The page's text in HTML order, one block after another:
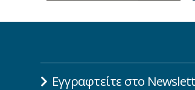
Εγγραφτείτε στο